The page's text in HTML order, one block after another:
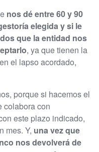
nos dé entre 60 y 90
elegida y si le
que la entidad nos
, ya que tienen la
el lapso acordado,
porque si hacemos el
colabora con
este plazo indicado,
mes. Y, una vez que
nos devolverá de